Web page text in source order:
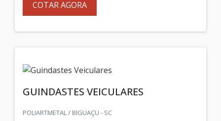
COTAR AGORA
GUINDASTES VEICULARES
POLIARTMETAL / BIGUAÇU - SC